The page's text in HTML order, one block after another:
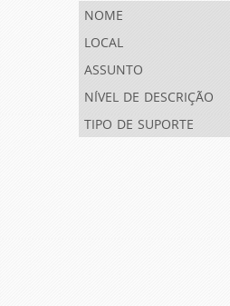
nome
local
assunto
nível de descrição
tipo de suporte